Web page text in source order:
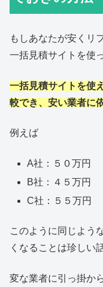
もしあなたが安くリ
一括見積サイトを使
一括見積サイトを使
較でき、安い業者に
例えば
A社：５０万円
B社：４５万円
C社：５５万円
このように同じよう
くなることは珍しい
変な業者に引っ掛か